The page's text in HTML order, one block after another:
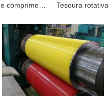
Tesoura rotativa